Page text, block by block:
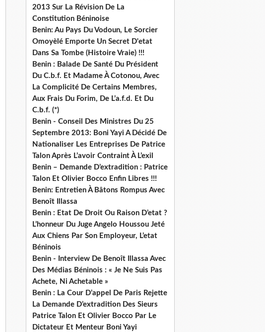
2013 Sur La Révision De La
Constitution Béninoise
Benin: Au Pays Du Vodoun, Le Sorcier
Omoyèlé Emporte Un Secret D'etat
Dans Sa Tombe (Histoire Vraie) !!!
Benin : Balade De Santé Du Président
Du C.b.f. Et Madame À Cotonou, Avec
La Complicité De Certains Membres,
Aux Frais Du Forim, De L’a.f.d. Et Du
C.b.f. (*)
Benin - Conseil Des Ministres Du 25
Septembre 2013: Boni Yayi A Décidé De
Nationaliser Les Entreprises De Patrice
Talon Après L’avoir Contraint À L’exil
Benin – Demande D’extradition : Patrice
Talon Et Olivier Bocco Enfin Libres !!!
Benin: Entretien À Bâtons Rompus Avec
Benoît Illassa
Benin : Etat De Droit Ou Raison D’etat ?
L’honneur Du Juge Angelo Houssou Jeté
Aux Chiens Par Son Employeur, L’etat
Béninois
Benin - Interview De Benoît Illassa Avec
Des Médias Béninois : « Je Ne Suis Pas
Achete, Ni Achetable »
Benin : La Cour D’appel De Paris Rejette
La Demande D’extradition Des Sieurs
Patrice Talon Et Olivier Bocco Par Le
Dictateur Et Menteur Boni Yayi